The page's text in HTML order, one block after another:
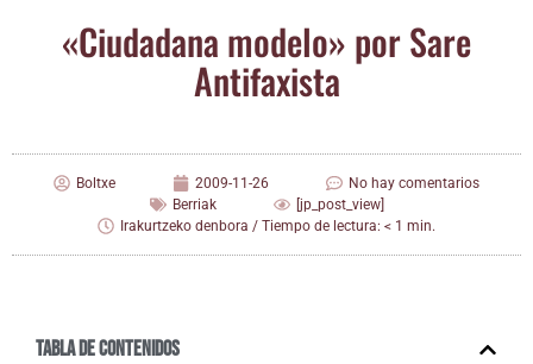
«Ciu­da­da­na mode­lo» por Sare
Antifaxista
Boltxe 2009-11-26
No hay comentarios
Berriak
[jp_post_view]
Irakurtzeko denbora / Tiempo de lectura: < 1 min.
Tabla de contenidos